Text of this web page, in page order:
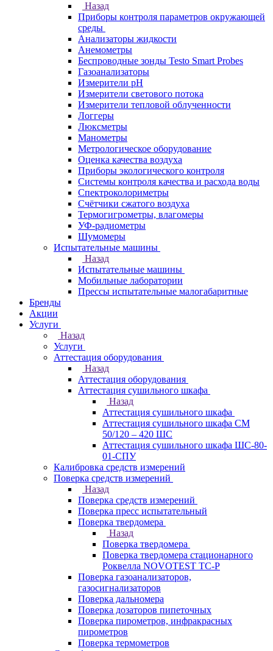
Назад
Приборы контроля параметров окружающей
среды
Анализаторы жидкости
Анемометры
Беспроводные зонды Testo Smart Probes
Газоанализаторы
Измерители pH
Измерители светового потока
Измерители тепловой облученности
Логгеры
Люксметры
Манометры
Метрологическое оборудование
Оценка качества воздуха
Приборы экологического контроля
Системы контроля качества и расхода воды
Спектроколориметры
Счётчики сжатого воздуха
Термогигрометры, влагомеры
УФ-радиометры
Шумомеры
Испытательные машины
Назад
Испытательные машины
Мобильные лаборатории
Прессы испытательные малогабаритные
Бренды
Акции
Услуги
Назад
Услуги
Аттестация оборудования
Назад
Аттестация оборудования
Аттестация сушильного шкафа
Назад
Аттестация сушильного шкафа
Аттестация сушильного шкафа СМ
50/120 – 420 ШС
Аттестация сушильного шкафа ШС-80-
01-СПУ
Калибровка средств измерений
Поверка средств измерений
Назад
Поверка средств измерений
Поверка пресс испытательный
Поверка твердомера
Назад
Поверка твердомера
Поверка твердомера стационарного
Роквелла NOVOTEST TС-Р
Поверка газоанализаторов,
газосигнализаторов
Поверка дальномера
Поверка дозаторов пипеточных
Поверка пирометров, инфракрасных
пирометров
Поверка термометров